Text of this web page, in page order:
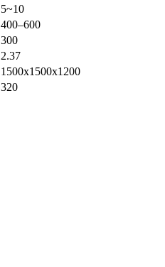
5~10
400–600
300
2.37
1500x1500x1200
320